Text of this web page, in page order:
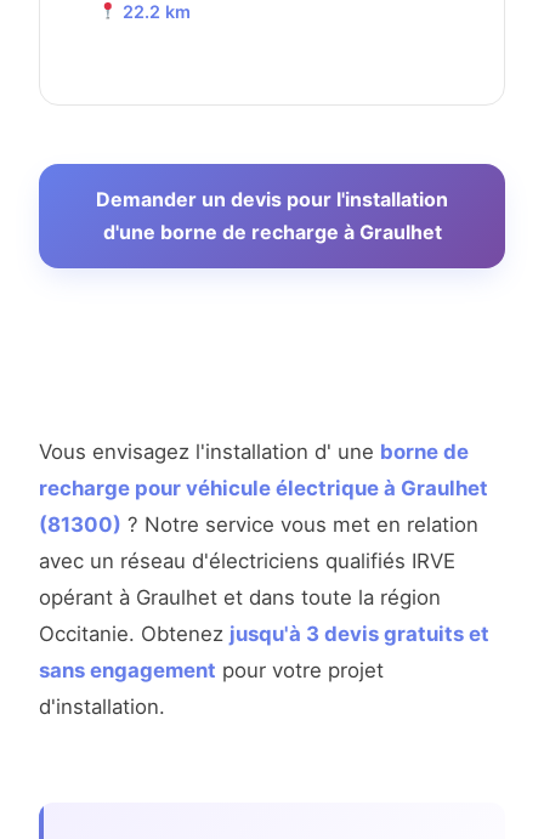
22.2 km
Demander un devis pour l'installation
d'une borne de recharge à Graulhet
Vous envisagez l'installation d' une borne de
recharge pour véhicule électrique à Graulhet
(81300) ? Notre service vous met en relation
avec un réseau d'électriciens qualifiés IRVE
opérant à Graulhet et dans toute la région
Occitanie. Obtenez jusqu'à 3 devis gratuits et
sans engagement pour votre projet
d'installation.